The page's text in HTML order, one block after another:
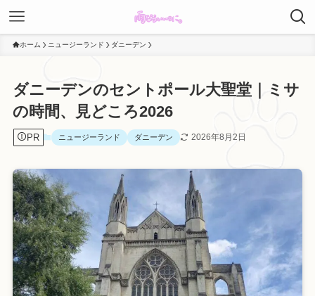
ホーム ニュージーランド ダニーデン
ダニーデンのセントポール大聖堂｜ミサ
の時間、見どころ2026
PR ニュージーランド ダニーデン 2026年8月2日